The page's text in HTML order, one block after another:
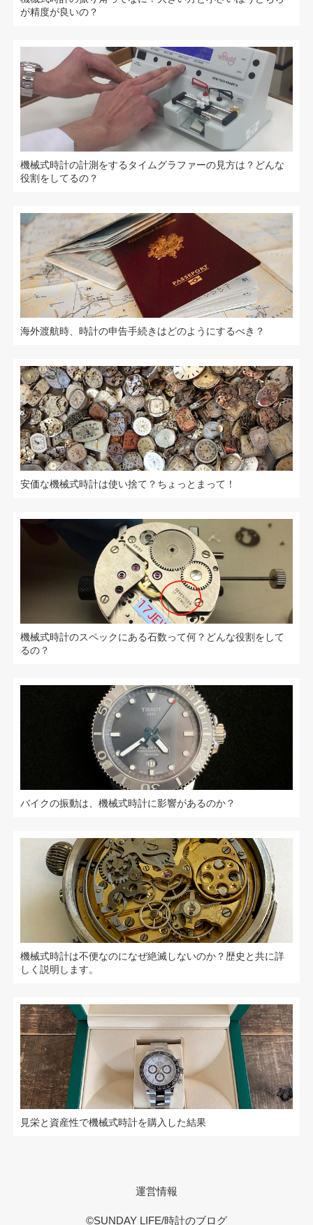
が精度が良いの？
機械式時計の計測をするタイムグラファーの見方は？どんな
役割をしてるの？
海外渡航時、時計の申告手続きはどのようにするべき？
安価な機械式時計は使い捨て？ちょっとまって！
機械式時計のスペックにある石数って何？どんな役割をして
るの？
バイクの振動は、機械式時計に影響があるのか？
機械式時計は不便なのになぜ絶滅しないのか？歴史と共に詳
しく説明します。
見栄と資産性で機械式時計を購入した結果
運営情報
©SUNDAY LIFE/時計のブログ